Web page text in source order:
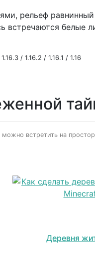
рельеф
встречаются белые
/ 1.16.2 / 1.16.1 / 1.16
встретить на
Деревня